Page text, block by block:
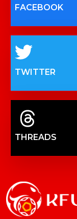
FACEBOOK
TWITTER
THREADS